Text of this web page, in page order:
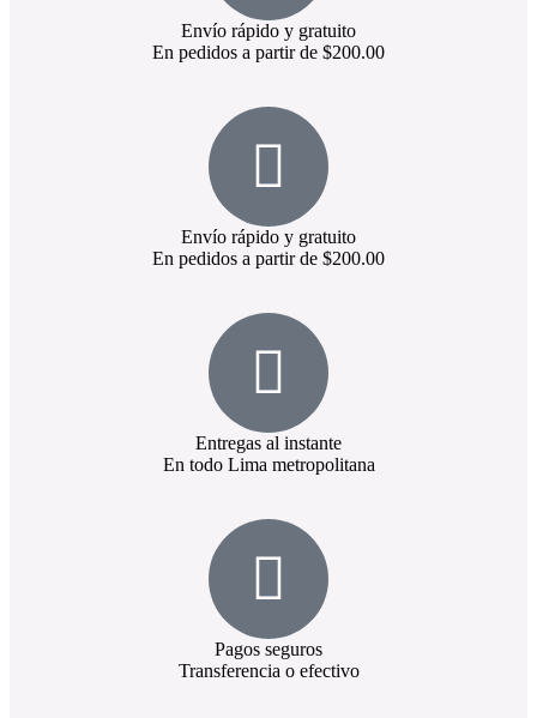
Envío rápido y gratuito
En pedidos a partir de $200.00
Envío rápido y gratuito
En pedidos a partir de $200.00
Entregas al instante
En todo Lima metropolitana
Pagos seguros
Transferencia o efectivo